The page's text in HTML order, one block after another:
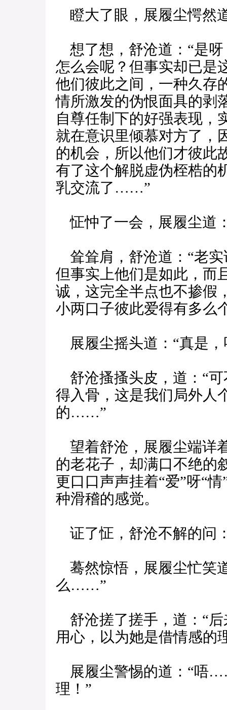
瞪大了眼，展履尘愕然
想了想，舒沧道：“是
怎么会呢？但事实却已是
他们彼此之间，一种久存
情所激发的伪恨面具的剥
自尊任制下的好强表现，
就在意识里倾慕对方了，
的机会，所以他们才彼此
有了这个解脱虚伪桎梏的
乳交流了……”
怔忡了一会，展履尘道
耸耸肩，舒沧道：“老
但事实上他们是如此，而
诚，这完全半点也不掺假
小两口子彼此爱得有多
展履尘摇头道：“真是
舒沧搔搔头皮，道：“
得入骨，这是我们局外人
的……”
望着舒沧，展履尘端详
的老花子，却满口不绝的
更口口声声挂着“爱”呀“
种滑稽的感觉。
证了怔，舒沧不解的问
蓦然惊悟，展履尘忙笑
么……”
舒沧搓了搓手，道：“
用心，以为她是借情感
展履尘警惕的道：“唔
理！”